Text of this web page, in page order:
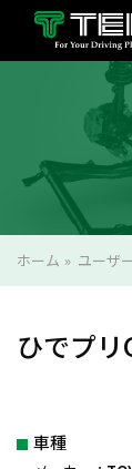
ホーム » ユーザ
ひでプリ
車種